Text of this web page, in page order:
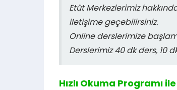
Etüt Merkezlerimiz
iletişime geçebilirsiniz.
Online derslerimize
Derslerimiz 40 dk ders, 10
Hızlı Okuma Programı